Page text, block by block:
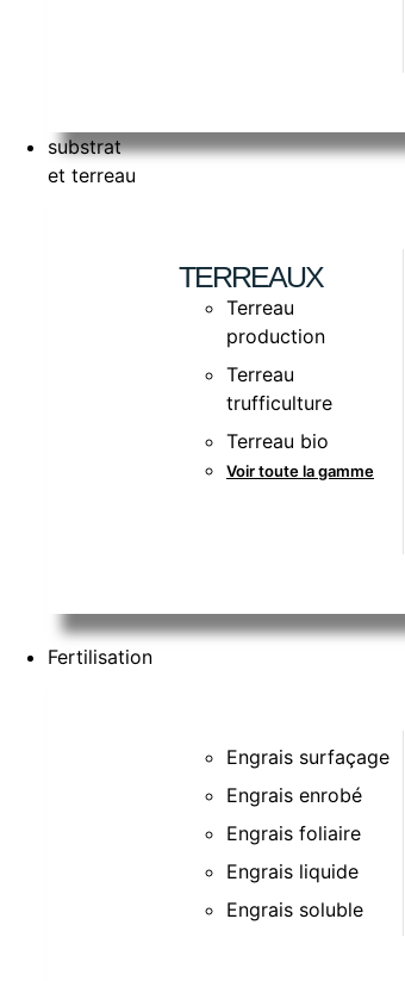
substrat
et terreau
TERREAUX
Terreau
production
Terreau
trufficulture
Terreau bio
Voir toute la gamme
Fertilisation
Engrais surfaçage
Engrais enrobé
Engrais foliaire
Engrais liquide
Engrais soluble